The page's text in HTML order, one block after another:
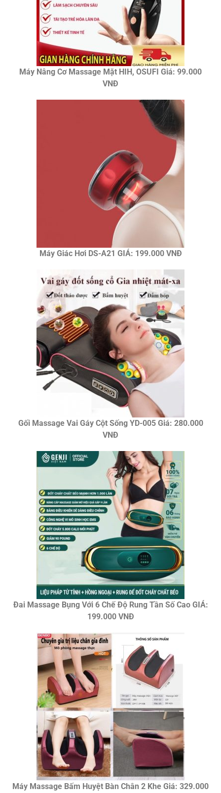
Máy Nâng Cơ Massage Mặt HIH, OSUFI Giá: 99.000
VNĐ
Máy Giác Hơi DS-A21 GIÁ: 199.000 VNĐ
Gối Massage Vai Gáy Cột Sống YD-005 Giá: 280.000
VNĐ
Đai Massage Bụng Với 6 Chế Độ Rung Tần Số Cao GIÁ:
199.000 VNĐ
Máy Massage Bấm Huyệt Bàn Chân 2 Khe Giá: 329.000